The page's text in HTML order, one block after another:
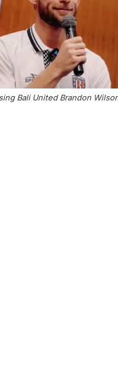
Bali United Brandon